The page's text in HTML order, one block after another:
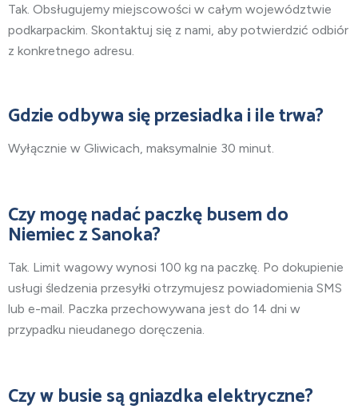
Tak. Obsługujemy miejscowości w całym województwie
podkarpackim. Skontaktuj się z nami, aby potwierdzić odbiór
z konkretnego adresu.
Gdzie odbywa się przesiadka i ile trwa?
Wyłącznie w Gliwicach, maksymalnie 30 minut.
Czy mogę nadać paczkę busem do
Niemiec z Sanoka?
Tak. Limit wagowy wynosi 100 kg na paczkę. Po dokupienie
usługi śledzenia przesyłki otrzymujesz powiadomienia SMS
lub e-mail. Paczka przechowywana jest do 14 dni w
przypadku nieudanego doręczenia.
Czy w busie są gniazdka elektryczne?